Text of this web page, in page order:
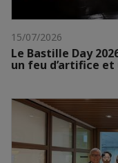
15/07/2026
Le Bastille Day
un feu d’artifice